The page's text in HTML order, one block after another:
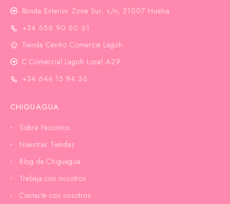
Ronda Exterior Zona Sur, s/n, 21007 Huelva
+34 656 90 60 61
Tienda Centro Comercia Lagoh
C.Comercial Lagoh Local A29
+34 644 15 94 36
CHIGUAGUA
Sobre Nosotros
Nuestras Tiendas
Blog de Chiguagua
Trabaja con nosotros
Contacte con nosotros